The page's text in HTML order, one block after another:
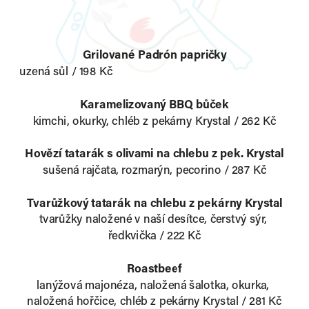
Grilované Padrón papričky
Karamelizovaný BBQ bůček
kimchi, okurky, chléb z pekárny Krystal / 262 Kč
Hovězí tatarák s olivami na chlebu z pek. Krystal
sušená rajčata, rozmarýn, pecorino / 287 Kč
Tvarůžkový tatarák na chlebu z pekárny Krystal
tvarůžky naložené v naší desítce, čerstvý sýr,
ředkvička / 222 Kč
Roastbeef
lanýžová majonéza, naložená šalotka, okurka,
naložená hořčice, chléb z pekárny Krystal / 281 Kč